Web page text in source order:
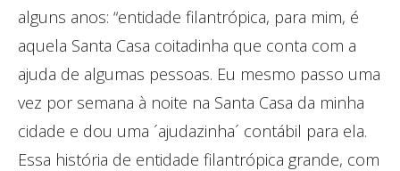
alguns anos: “entidade filantrópica, para mim, é
aquela Santa Casa coitadinha que conta com a
ajuda de algumas pessoas. Eu mesmo passo uma
vez por semana à noite na Santa Casa da minha
cidade e dou uma ´ajudazinha´ contábil para ela.
Essa história de entidade filantrópica grande, com